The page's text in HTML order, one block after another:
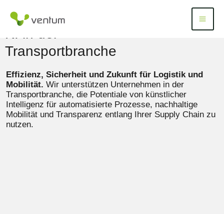
Inhalt
springen
Transportbranche
Effizienz, Sicherheit und Zukunft für Logistik und
Mobilität. Wir unterstützen Unternehmen in der
Transportbranche, die Potentiale von künstlicher
Intelligenz für automatisierte Prozesse, nachhaltige
Mobilität und Transparenz entlang Ihrer Supply Chain zu
nutzen.